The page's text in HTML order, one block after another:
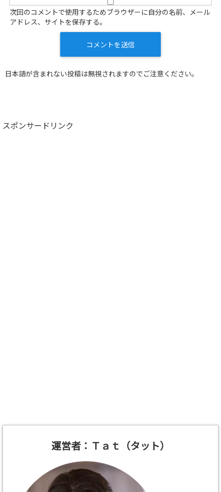
次回のコメントで使用するためブラウザーに自分の名前、メール
アドレス、サイトを保存する。
日本語が含まれない投稿は無視されますのでご注意ください。
スポンサードリンク
運営者：Ｔａｔ（タット）